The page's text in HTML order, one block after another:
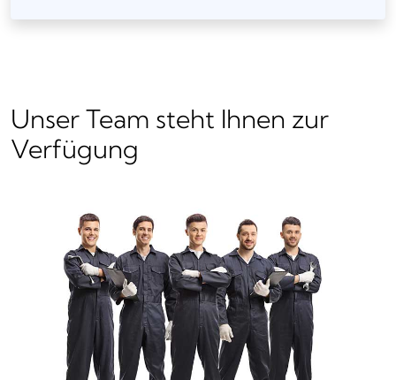
Unser Team steht Ihnen zur
Verfügung